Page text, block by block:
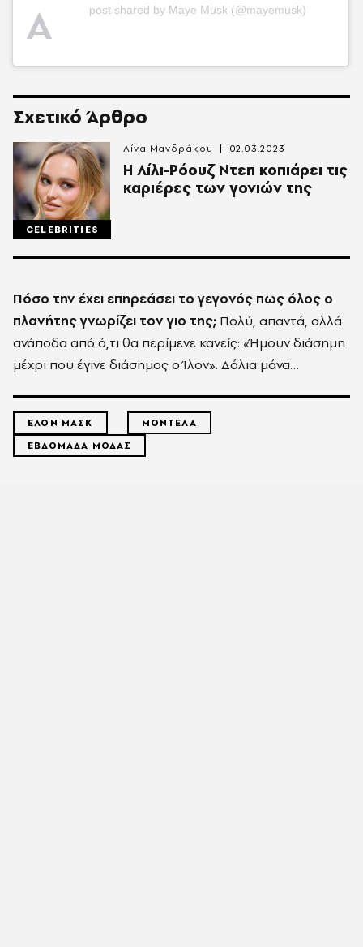
A post shared by Maye Musk (@mayemusk)
Σχετικό Άρθρο
CELEBRITIES
Η Λίλι-Ρόουζ Ντεπ κοπιάρει τις
καριέρες των γονιών της
Λίνα Μανδράκου 02.03.2023
Πόσο την έχει επηρεάσει το γεγονός πως όλος ο
πλανήτης γνωρίζει τον γιο της; Πολύ, απαντά, αλλά
ανάποδα από ό,τι θα περίμενε κανείς: «Ήμουν διάσημη
μέχρι που έγινε διάσημος ο Ίλον». Δόλια μάνα…
ΕΛΟΝ ΜΑΣΚ
ΜΟΝΤΕΛΑ
ΕΒΔΟΜΑΔΑ ΜΟΔΑΣ